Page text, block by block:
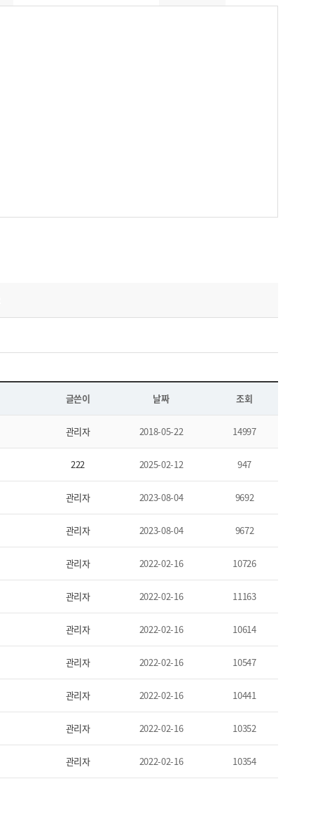
글쓴이 날짜 조회
관리자 2018-05-22 14997
222 2025-02-12 947
관리자 2023-08-04 9692
관리자 2023-08-04 9672
관리자 2022-02-16 10726
관리자 2022-02-16 11163
관리자 2022-02-16 10614
관리자 2022-02-16 10547
관리자 2022-02-16 10441
관리자 2022-02-16 10352
관리자 2022-02-16 10354